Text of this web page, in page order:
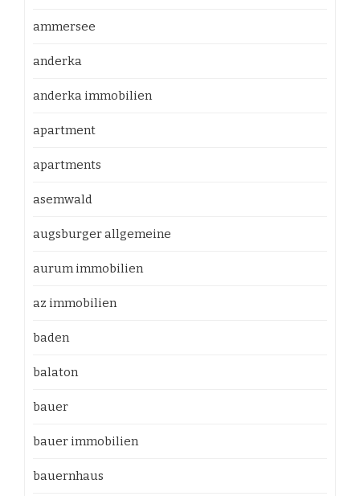
ammersee
anderka
anderka immobilien
apartment
apartments
asemwald
augsburger allgemeine
aurum immobilien
az immobilien
baden
balaton
bauer
bauer immobilien
bauernhaus